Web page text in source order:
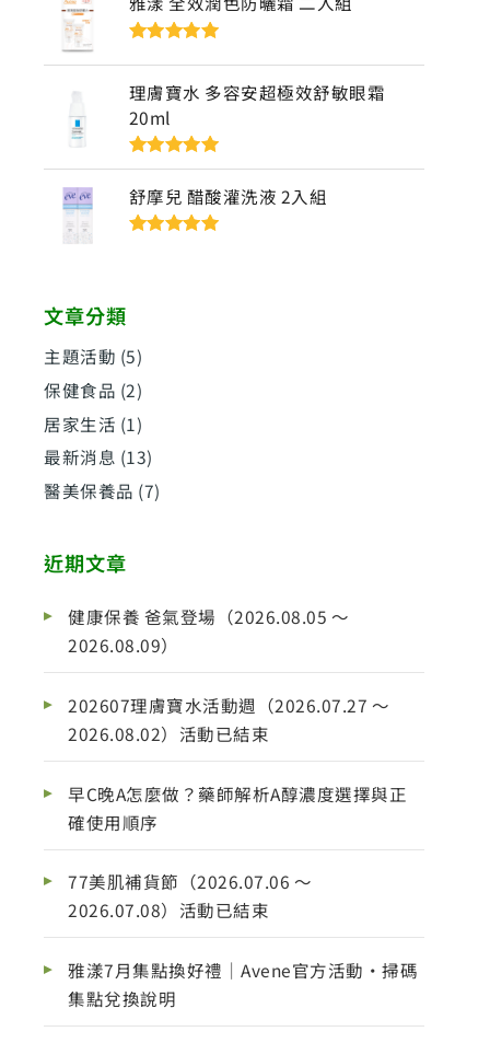
5
理膚寶水 多容安超極效舒敏眼霜
20ml
評分5滿分
5
舒摩兒 醋酸灌洗液 2入組
文章分類
主題活動 (5)
保健食品 (2)
居家生活 (1)
最新消息 (13)
醫美保養品 (7)
近期文章
健康保養 爸氣登場（2026.08.05 ～
2026.08.09）
202607理膚寶水活動週（2026.07.27 ～
2026.08.02）活動已結束
早C晚A怎麼做？藥師解析A醇濃度選擇與正
確使用順序
77美肌補貨節（2026.07.06 ～
2026.07.08）活動已結束
雅漾7月集點換好禮｜Avene官方活動・掃碼
集點兌換說明